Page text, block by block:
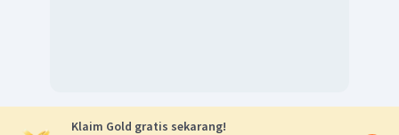
Klaim Gold gratis sekarang!